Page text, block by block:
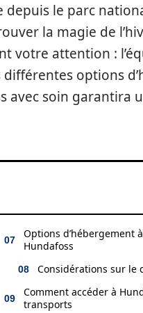
le parc
la magie de
votre attention :
options
avec soin garantira
Options d’hébergement
Hundafoss
Considérations sur le
Comment accéder à
transports